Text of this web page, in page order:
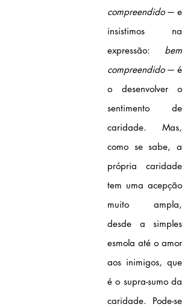
compreendido ─ e
insistimos na
expressão: bem
compreendido ─ é
o desenvolver o
sentimento de
caridade. Mas,
como se sabe, a
própria caridade
tem uma acepção
muito ampla,
desde a simples
esmola até o amor
aos inimigos, que
é o supra-sumo da
caridade. Pode-se